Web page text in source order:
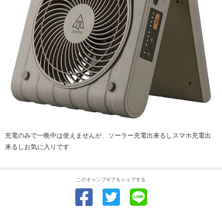
充電のみで一晩中は使えませんが、ソーラー充電出来るしスマホ充電出
来るしお気に入りです
このキャンプギアをシェアする